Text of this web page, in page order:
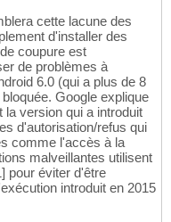
cette lacune des
d'installer des
coupure est
de problèmes à
6.0 (qui a plus de 8
Google explique
version qui a introduit
d'autorisation/refus qui
comme l'accès à la
malveillantes utilisent
pour éviter d'être
introduit en 2015